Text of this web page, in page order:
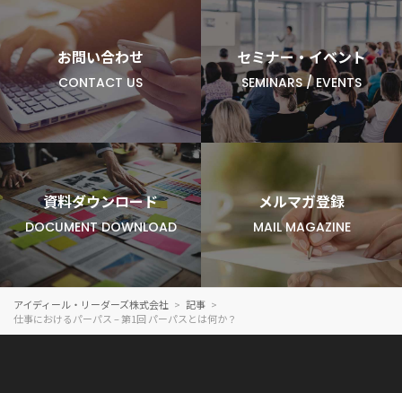
お問い合わせ
CONTACT US
セミナー・イベント
SEMINARS / EVENTS
資料ダウンロード
DOCUMENT DOWNLOAD
メルマガ登録
MAIL MAGAZINE
アイディール・リーダーズ株式会社
記事
仕事におけるパーパス – 第1回 パーパスとは何か？